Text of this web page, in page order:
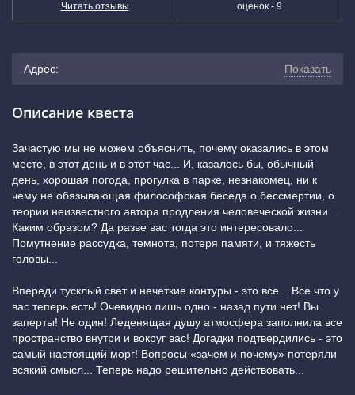
Читать отзывы оценок - 9
Адрес: Показать
+7 (343) 243-56-09
Геологическая
Описание квеста
Зачастую мы не можем объяснить, почему оказались в этом
месте, в этот день и в этот час... И, казалось бы, обычный
день, хорошая погода, прогулка в парке, незнакомец, ни к
чему не обязывающая философская беседа о бессмертии, о
теории неизвестного автора продления человеческой жизни...
Каким образом? Да разве вас тогда это интересовало...
Помутнение рассудка, темнота, потеря памяти, и тяжесть
головы...
Впереди тусклый свет и нечеткие контуры - это все... Все что у
вас теперь есть! Очевидно лишь одно - назад пути нет! Вы
заперты! Не один! Леденящая душу атмосфера заполнила все
пространство внутри и вокруг вас! Догадки подтвердились - это
самый настоящий морг! Вопросы «зачем и почему» потеряли
всякий смысл... Теперь надо решительно действовать...